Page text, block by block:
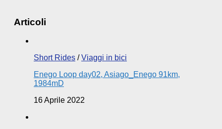
Articoli
Short Rides /Viaggi in bici
Enego Loop day02, Asiago_Enego 91km,
1984mD
16 Aprile 2022